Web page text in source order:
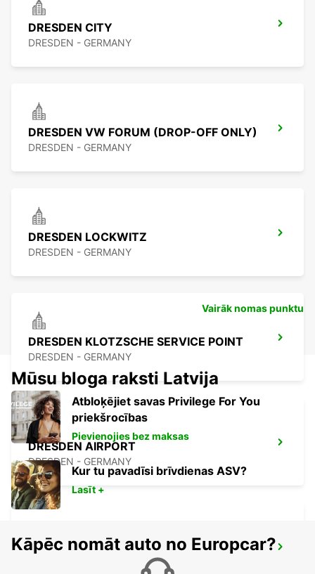
DRESDEN CITY
DRESDEN - GERMANY
DRESDEN VW FORUM (DROP-OFF ONLY)
DRESDEN - GERMANY
DRESDEN LOCKWITZ
DRESDEN - GERMANY
DRESDEN KLOTZSCHE SERVICE POINT
DRESDEN - GERMANY
DRESDEN AIRPORT
DRESDEN - GERMANY
FREIBERG
FREIBERG / SACHSEN - GERMANY
Vairāk nomas punktu
Mūsu bloga raksti Latvija
Atbloķējiet savas Privilege For You
priekšrocības
Pievienojies bez maksas
Kur tu pavadīsi brīvdienas ASV?
Lasīt +
Kāpēc nomāt auto no Europcar?